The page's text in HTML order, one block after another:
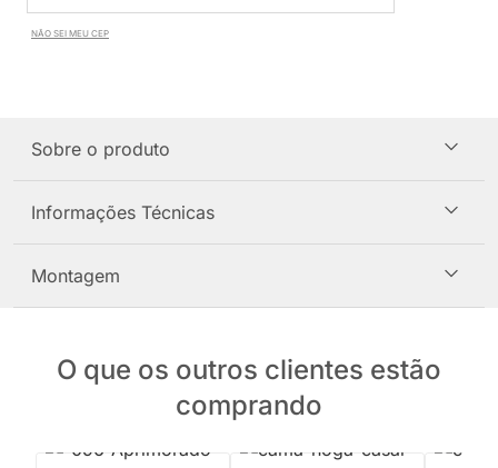
NÃO SEI MEU CEP
Sobre o produto
Informações Técnicas
Montagem
O que os outros clientes estão
comprando